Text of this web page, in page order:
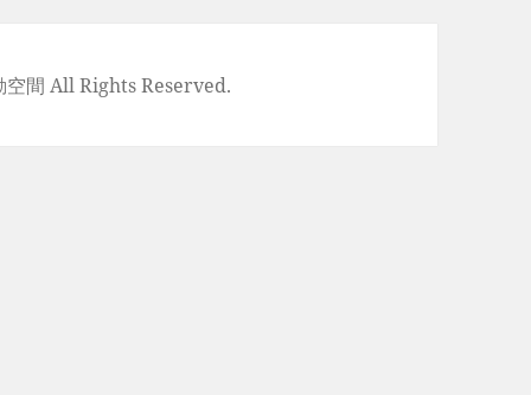
間 All Rights Reserved.